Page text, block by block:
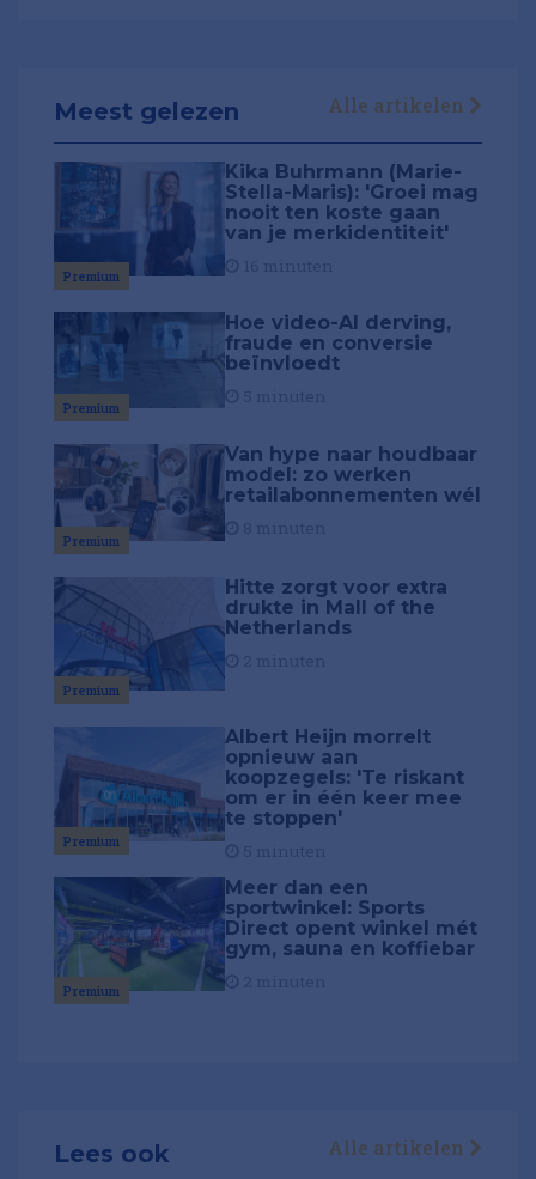
Meest gelezen Alle artikelen
Premium
Kika Buhrmann (Marie-
Stella-Maris): 'Groei mag
nooit ten koste gaan
van je merkidentiteit'
Premium
Hoe video-AI derving,
fraude en conversie
beïnvloedt
Premium
Van hype naar houdbaar
model: zo werken
retailabonnementen wél
Premium
Hitte zorgt voor extra
drukte in Mall of the
Netherlands
Premium
Albert Heijn morrelt
opnieuw aan
koopzegels: 'Te riskant
om er in één keer mee
te stoppen'
Premium
Meer dan een
sportwinkel: Sports
Direct opent winkel mét
gym, sauna en koffiebar
Lees ook Alle artikelen